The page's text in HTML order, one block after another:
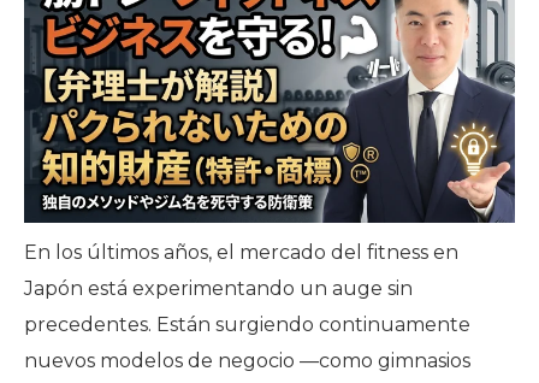
En los últimos años, el mercado del fitness en
Japón está experimentando un auge sin
precedentes. Están surgiendo continuamente
nuevos modelos de negocio —como gimnasios